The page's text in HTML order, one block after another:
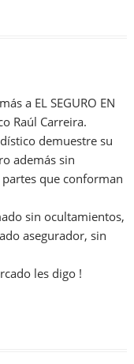
a EL SEGURO EN
Raúl Carreira.
demuestre su
además sin
que conforman
sin ocultamientos,
asegurador, sin
les digo !